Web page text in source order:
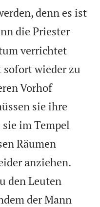
denn es ist
die Priester
verrichtet
wieder zu
Vorhof
sie ihre
im Tempel
Räumen
anziehen.
den Leuten
der Mann